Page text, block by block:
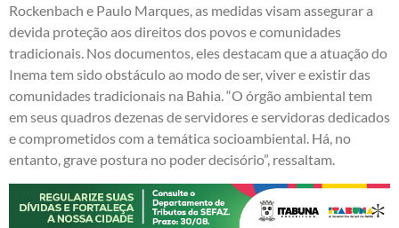
Rockenbach e Paulo Marques, as medidas visam assegurar a
devida proteção aos direitos dos povos e comunidades
tradicionais. Nos documentos, eles destacam que a atuação do
Inema tem sido obstáculo ao modo de ser, viver e existir das
comunidades tradicionais na Bahia. “O órgão ambiental tem
em seus quadros dezenas de servidores e servidoras dedicados
e comprometidos com a temática socioambiental. Há, no
entanto, grave postura no poder decisório”, ressaltam.